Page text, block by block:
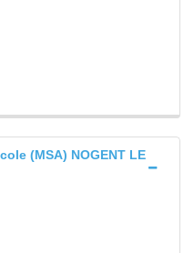
(MSA) NOGENT LE